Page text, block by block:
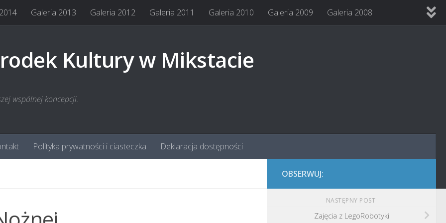
Galeria 2013 Galeria 2012 Galeria 2011 Galeria 2010 Galeria 2009 Galeria 2008
Kultury w Mikstacie
wspólnej koncepcji.
Polityka prywatności i ciasteczka Deklaracja dostępności
OBSERWUJ:
NASTĘPNY POST
Zajęcia z LegoRobotyki